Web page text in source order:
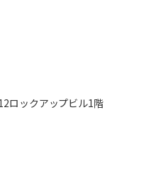
ロックアップビル1階